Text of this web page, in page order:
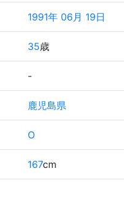
1991年 06月 19日
35歳
-
鹿児島県
O
167cm